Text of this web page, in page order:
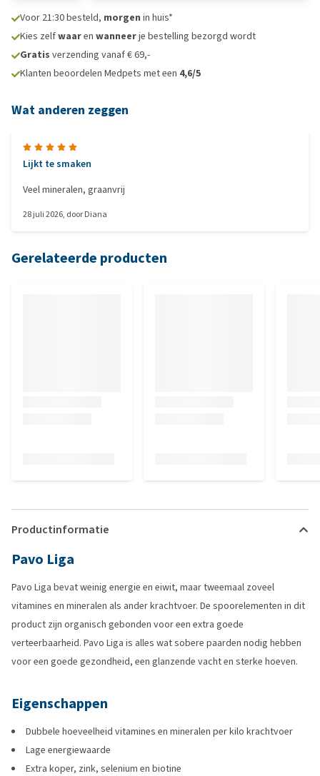
Voor 21:30 besteld, morgen in huis*
Kies zelfwaaren wanneerje bestelling bezorgd wordt
Gratis verzending vanaf € 69,-
Klanten beoordelen Medpets met een 4,6/5
Wat anderen zeggen
Lijkt te smaken
Veel mineralen, graanvrij
28 juli 2026, doorDiana
Gerelateerde producten
Productinformatie
Pavo Liga
Pavo Liga bevat weinig energie en eiwit, maar tweemaal zoveel
vitamines en mineralen als ander krachtvoer. De spoorelementen in dit
product zijn organisch gebonden voor een extra goede
verteerbaarheid. Pavo Liga is alles wat sobere paarden nodig hebben
voor een goede gezondheid, een glanzende vacht en sterke hoeven.
Eigenschappen
Dubbele hoeveelheid vitamines en mineralen per kilo krachtvoer
Lage energiewaarde
Extra koper, zink, selenium en biotine